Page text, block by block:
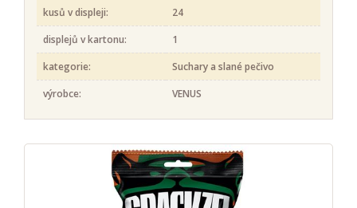
kusů v displeji:
24
displejů v kartonu:
1
kategorie:
Suchary a slané pečivo
výrobce:
VENUS